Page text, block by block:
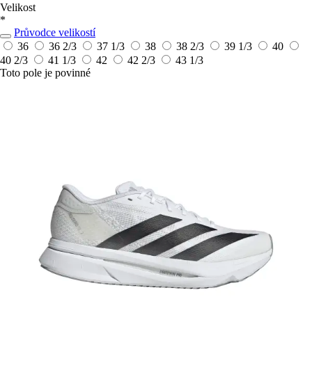
Velikost
*
Průvodce velikostí
36
36 2/3 37 1/3 38 38 2/3 39 1/3
40
40 2/3
41 1/3 42 42 2/3
43 1/3
Toto pole je povinné